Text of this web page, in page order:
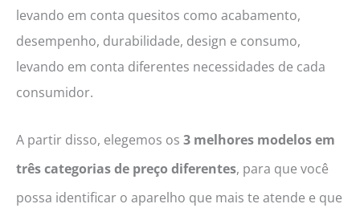
levando em conta quesitos como acabamento,
desempenho, durabilidade, design e consumo,
levando em conta diferentes necessidades de cada
consumidor.
A partir disso, elegemos os 3 melhores modelos em
três categorias de preço diferentes, para que você
possa identificar o aparelho que mais te atende e que